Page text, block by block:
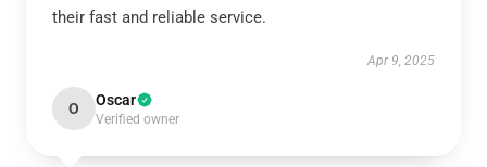
their fast and reliable service.
Apr 9, 2025
O Oscar
Verified owner